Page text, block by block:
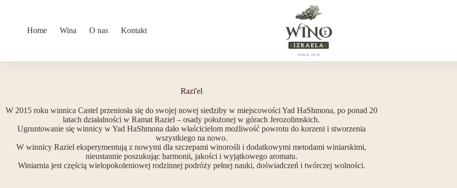
Home
Wina O nas Kontakt
Razi'el
W 2015 roku winnica Castel przeniosła się do swojej nowej siedziby w miejscowości Yad HaShmona, po ponad 20
latach działalności w Ramat Raziel – osady położonej w górach Jerozolimskich.
Ugruntowanie się winnicy w Yad HaShmona dało właścicielom możliwość powrotu do korzeni i stworzenia
wszystkiego na nowo.
W winnicy Raziel eksperymentują z nowymi dla szczepami winorośli i dodatkowymi metodami winiarskimi,
nieustannie poszukując harmonii, jakości i wyjątkowego aromatu.
Winiarnia jest częścią wielopokoleniowej rodzinnej podróży pełnej nauki, doświadczeń i twórczej wolności.